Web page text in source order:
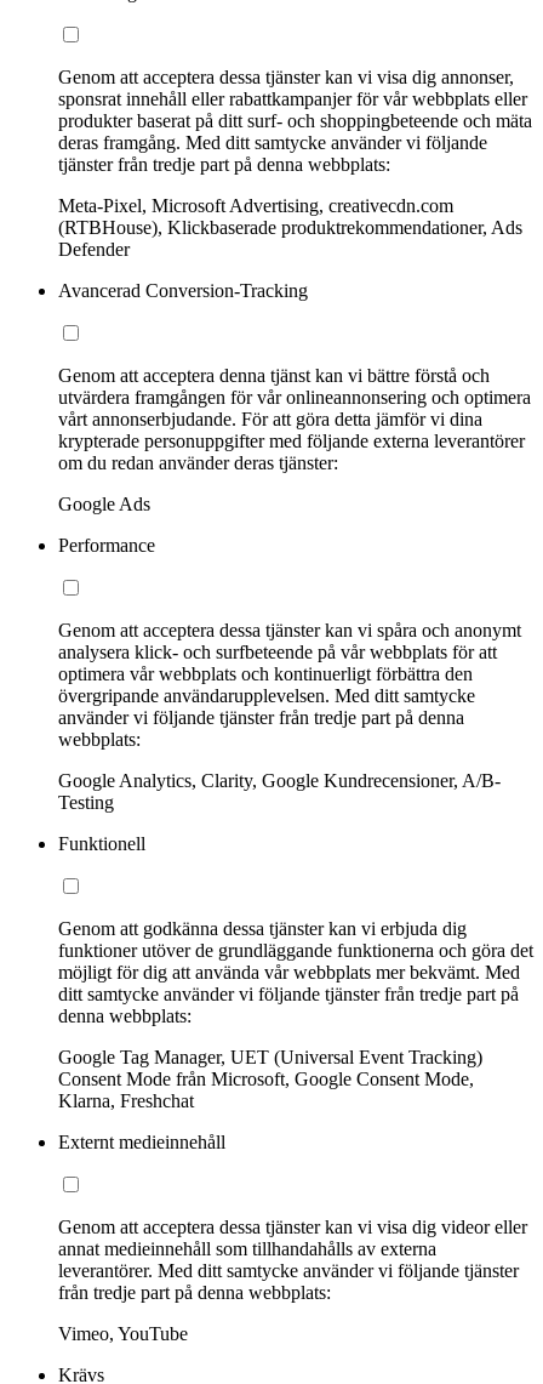
Genom att acceptera dessa tjänster kan vi visa dig annonser,
sponsrat innehåll eller rabattkampanjer för vår webbplats eller
produkter baserat på ditt surf- och shoppingbeteende och mäta
deras framgång. Med ditt samtycke använder vi följande
tjänster från tredje part på denna webbplats:
Meta-Pixel, Microsoft Advertising, creativecdn.com
(RTBHouse), Klickbaserade produktrekommendationer, Ads
Defender
Avancerad Conversion-Tracking
Genom att acceptera denna tjänst kan vi bättre förstå och
utvärdera framgången för vår onlineannonsering och optimera
vårt annonserbjudande. För att göra detta jämför vi dina
krypterade personuppgifter med följande externa leverantörer
om du redan använder deras tjänster:
Google Ads
Performance
Genom att acceptera dessa tjänster kan vi spåra och anonymt
analysera klick- och surfbeteende på vår webbplats för att
optimera vår webbplats och kontinuerligt förbättra den
övergripande användarupplevelsen. Med ditt samtycke
använder vi följande tjänster från tredje part på denna
webbplats:
Google Analytics, Clarity, Google Kundrecensioner, A/B-
Testing
Funktionell
Genom att godkänna dessa tjänster kan vi erbjuda dig
funktioner utöver de grundläggande funktionerna och göra det
möjligt för dig att använda vår webbplats mer bekvämt. Med
ditt samtycke använder vi följande tjänster från tredje part på
denna webbplats:
Google Tag Manager, UET (Universal Event Tracking)
Consent Mode från Microsoft, Google Consent Mode,
Klarna, Freshchat
Externt medieinnehåll
Genom att acceptera dessa tjänster kan vi visa dig videor eller
annat medieinnehåll som tillhandahålls av externa
leverantörer. Med ditt samtycke använder vi följande tjänster
från tredje part på denna webbplats:
Vimeo, YouTube
Krävs